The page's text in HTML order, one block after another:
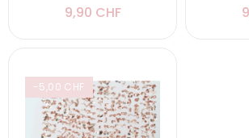
9,90 CHF
-5,00 CHF